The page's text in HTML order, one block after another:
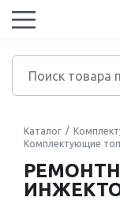
Каталог
Комплектующие